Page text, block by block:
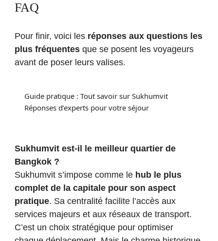
FAQ
Pour finir, voici les réponses aux questions les
plus fréquentes que se posent les voyageurs
avant de poser leurs valises.
Guide pratique : Tout savoir sur Sukhumvit
Réponses d’experts pour votre séjour
Sukhumvit est-il le meilleur quartier de
Bangkok ?
Sukhumvit s’impose comme le hub le plus
complet de la capitale pour son aspect
pratique. Sa centralité facilite l’accès aux
services majeurs et aux réseaux de transport.
C’est un choix stratégique pour optimiser